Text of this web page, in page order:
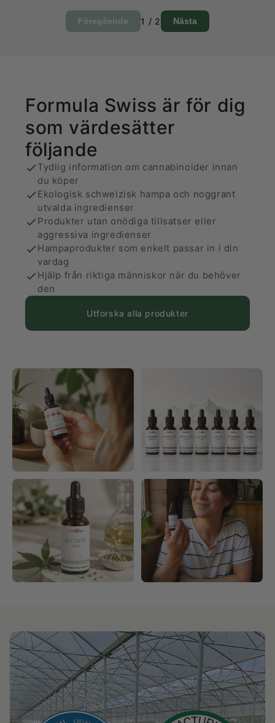
Föregående 1 / 2 Nästa
Formula Swiss är för dig
som värdesätter
följande
Tydlig information om cannabinoider innan
du köper
Ekologisk schweizisk hampa och noggrant
utvalda ingredienser
Produkter utan onödiga tillsatser eller
aggressiva ingredienser
Hampaprodukter som enkelt passar in i din
vardag
Hjälp från riktiga människor när du behöver
den
Utforska alla produkter